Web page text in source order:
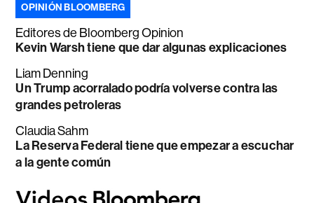
OPINIÓN BLOOMBERG
Editores de Bloomberg Opinion
Kevin Warsh tiene que dar algunas explicaciones
Liam Denning
Un Trump acorralado podría volverse contra las
grandes petroleras
Claudia Sahm
La Reserva Federal tiene que empezar a escuchar
a la gente común